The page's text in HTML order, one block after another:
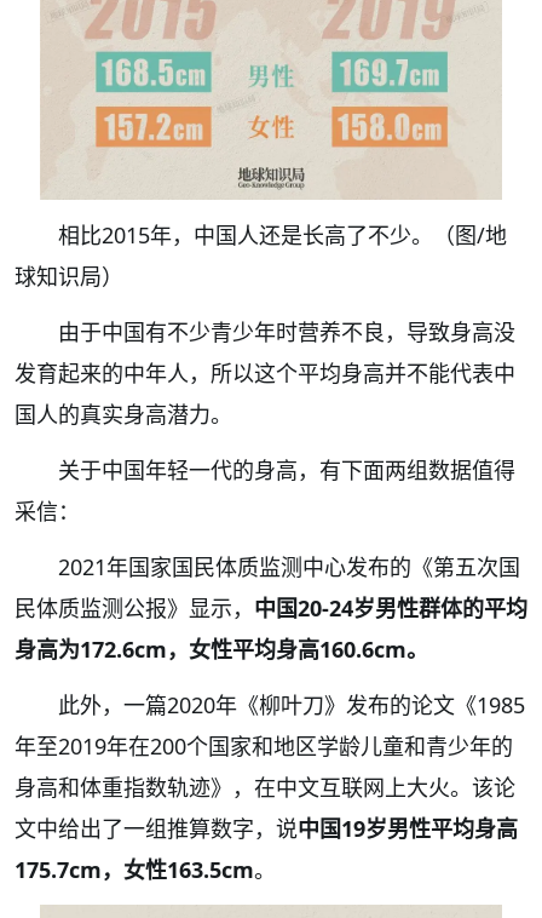
相比2015年，中国人还是长高了不少。（图/地
球知识局）
由于中国有不少青少年时营养不良，导致身高没
发育起来的中年人，所以这个平均身高并不能代表中
国人的真实身高潜力。
关于中国年轻一代的身高，有下面两组数据值得
采信：
2021年国家国民体质监测中心发布的《第五次国
民体质监测公报》显示， 中国20-24岁男性群体的平均
身高为172.6cm，女性平均身高160.6cm。
此外，一篇2020年《柳叶刀》发布的论文《1985
年至2019年在200个国家和地区学龄儿童和青少年的
身高和体重指数轨迹》，在中文互联网上大火。该论
文中给出了一组推算数字，说中国19岁男性平均身高
175.7cm，女性163.5cm。